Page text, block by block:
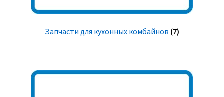
Запчасти для кухонных комбайнов (7)